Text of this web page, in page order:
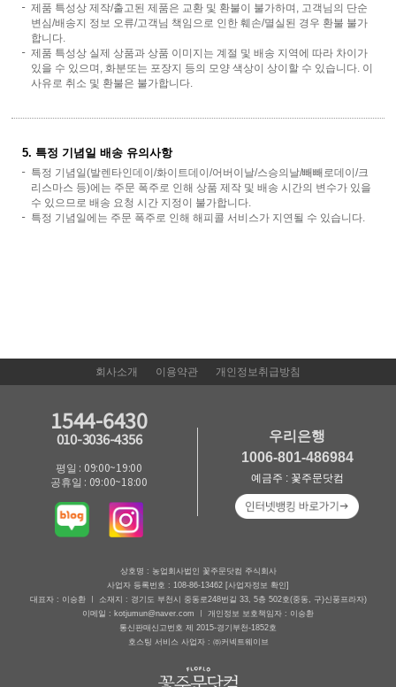
제품 특성상 제작/출고된 제품은 교환 및 환불이 불가하며, 고객님의 단순
변심/배송지 정보 오류/고객님 책임으로 인한 훼손/멸실된 경우 환불 불가
합니다.
제품 특성상 실제 상품과 상품 이미지는 계절 및 배송 지역에 따라 차이가
있을 수 있으며, 화분또는 포장지 등의 모양 색상이 상이할 수 있습니다. 이
사유로 취소 및 환불은 불가합니다.
5. 특정 기념일 배송 유의사항
특정 기념일(발렌타인데이/화이트데이/어버이날/스승의날/빼빼로데이/크
리스마스 등)에는 주문 폭주로 인해 상품 제작 및 배송 시간의 변수가 있을
수 있으므로 배송 요청 시간 지정이 불가합니다.
특정 기념일에는 주문 폭주로 인해 해피콜 서비스가 지연될 수 있습니다.
회사소개 이용약관 개인정보취급방침
1544-6430
010-3036-4356
평일 : 09:00~19:00
공휴일 : 09:00~18:00
우리은행
1006-801-486984
예금주 : 꽃주문닷컴
상호명 : 농업회사법인 꽃주문닷컴 주식회사
사업자 등록번호 : 108-86-13462 [사업자정보 확인]
대표자 : 이승환 ㅣ 소재지 : 경기도 부천시 중동로248번길 33, 5층 502호(중동, 구)신풍프라자)
이메일 : kotjumun@naver.com ㅣ 개인정보 보호책임자 : 이승환
통신판매신고번호 제 2015-경기부천-1852호
호스팅 서비스 사업자 : ㈜커넥트웨이브